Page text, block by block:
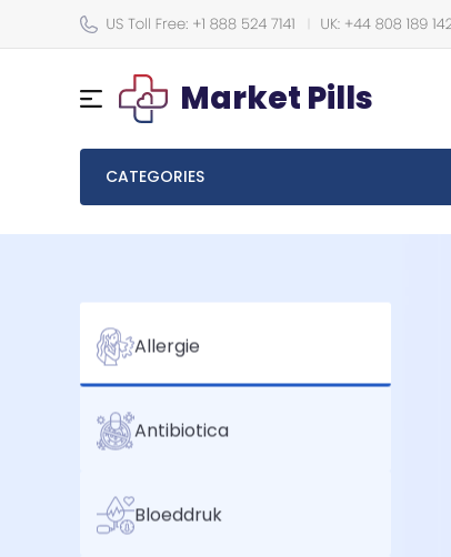
Market Pills
CATEGORIES
Allergie
Antibiotica
Bloeddruk